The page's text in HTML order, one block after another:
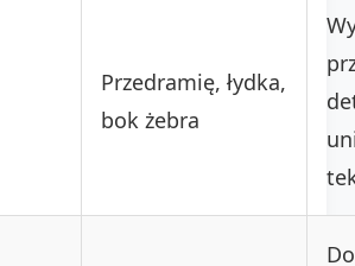
Przedramię, łydka,
bok żebra